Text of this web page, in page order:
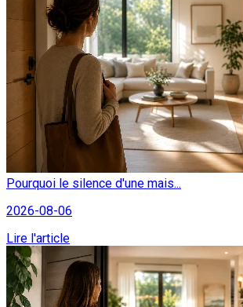
Pourquoi le silence d'une mais...
2026-08-06
Lire l'article